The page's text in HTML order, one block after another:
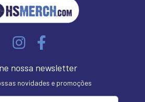
nossa newsletter
novidades e promoções